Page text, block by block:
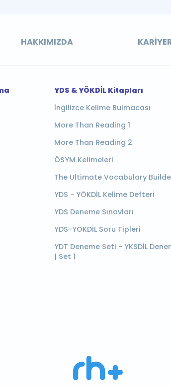
HAKKIMIZDA
YDS & YÖKDİL Kitapları
İngilizce Kelime Bulmacası
More Than Reading 1
More Than Reading 2
ÖSYM Kelimeleri
The Ultimate Vocabulary
YDS - YÖKDİL Kelime Defteri
YDS Deneme Sınavları
YDS-YÖKDİL Soru Tipleri
YDT Deneme Seti - YKSDİL
| Set 1